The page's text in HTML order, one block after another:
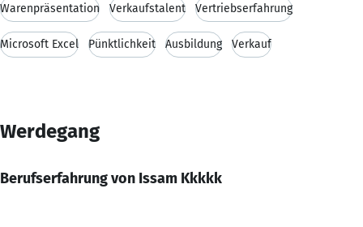
Warenpräsentation Verkaufstalent Vertriebserfahrung
Microsoft Excel Pünktlichkeit Ausbildung Verkauf
Werdegang
Berufserfahrung von Issam Kkkkk